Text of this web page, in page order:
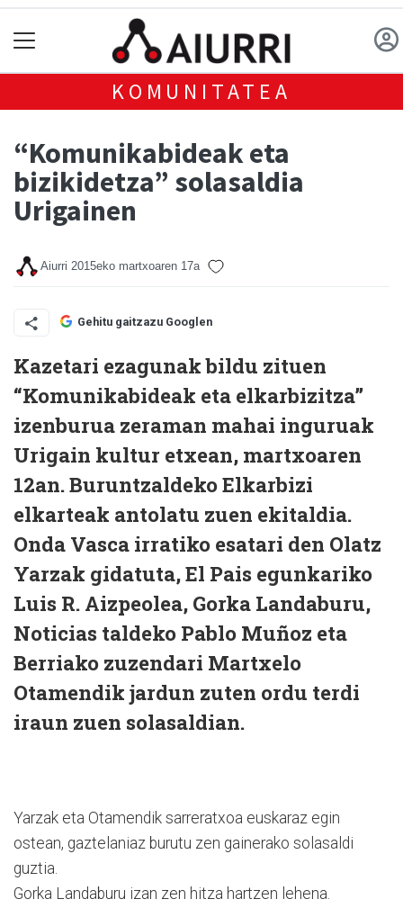
KOMUNITATEA
“Komunikabideak eta
bizikidetza” solasaldia
Urigainen
Aiurri 2015eko martxoaren 17a
Gehitu gaitzazu Googlen
Kazetari ezagunak bildu zituen
“Komunikabideak eta elkarbizitza”
izenburua zeraman mahai inguruak
Urigain kultur etxean, martxoaren
12an. Buruntzaldeko Elkarbizi
elkarteak antolatu zuen ekitaldia.
Onda Vasca irratiko esatari den Olatz
Yarzak gidatuta, El Pais egunkariko
Luis R. Aizpeolea, Gorka Landaburu,
Noticias taldeko Pablo Muñoz eta
Berriako zuzendari Martxelo
Otamendik jardun zuten ordu terdi
iraun zuen solasaldian.
Yarzak eta Otamendik sarreratxoa euskaraz egin
ostean, gaztelaniaz burutu zen gainerako solasaldi
guztia.
Gorka Landaburu izan zen hitza hartzen lehena.